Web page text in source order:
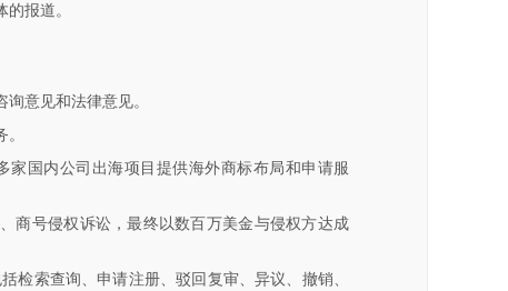
报道。
意见和法律意见。
家国内公司出海项目提供海外商标布局和申请服
商号侵权诉讼，最终以数百万美金与侵权方达成
检索查询、申请注册、驳回复审、异议、撤销、